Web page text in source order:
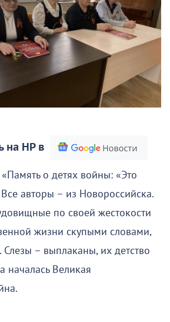
на НР в
о детях войны: «Это
Все авторы – из Новороссийска.
по своей жестокости
жизни скупыми словами,
– выплаканы, их детство
началась Великая